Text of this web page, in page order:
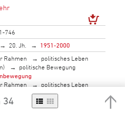
746
20. Jh.
1951-2000
Rahmen
politisches Leben
politische Bewegung
Rahmen
politisches Leben
politische Bewegung
34